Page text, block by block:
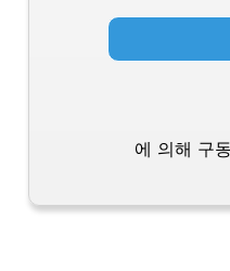
에 의해 구동